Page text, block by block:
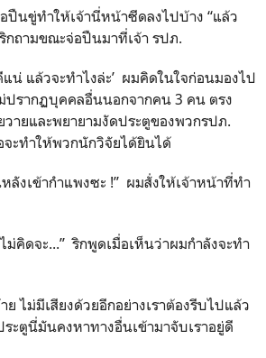
ปืนขู่ทำให้เจ้านี่หน้าซีดลงไปบ้าง “แล้ว
ริกถามขณะจ่อปืนมาที่เจ้า รปภ.
น่ แล้วจะทำไงล่ะ’ ผมคิดในใจก่อนมองไป
ปรากฏบุคคลอื่นนอกจากคน 3 คน ตรง
วายและพยายามงัดประตูของพวกรปภ.
ะทำให้พวกนักวิจัยได้ยินได้
ลังเข้ากำแพงซะ !” ผมสั่งให้เจ้าหน้าที่ทำ
ม่คิดจะ...” ริกพูดเมื่อเห็นว่าผมกำลังจะทำ
ย ไม่มีเสียงด้วยอีกอย่างเราต้องรีบไปแล้ว
ะตูนี่มันคงหาทางอื่นเข้ามาจับเราอยู่ดี